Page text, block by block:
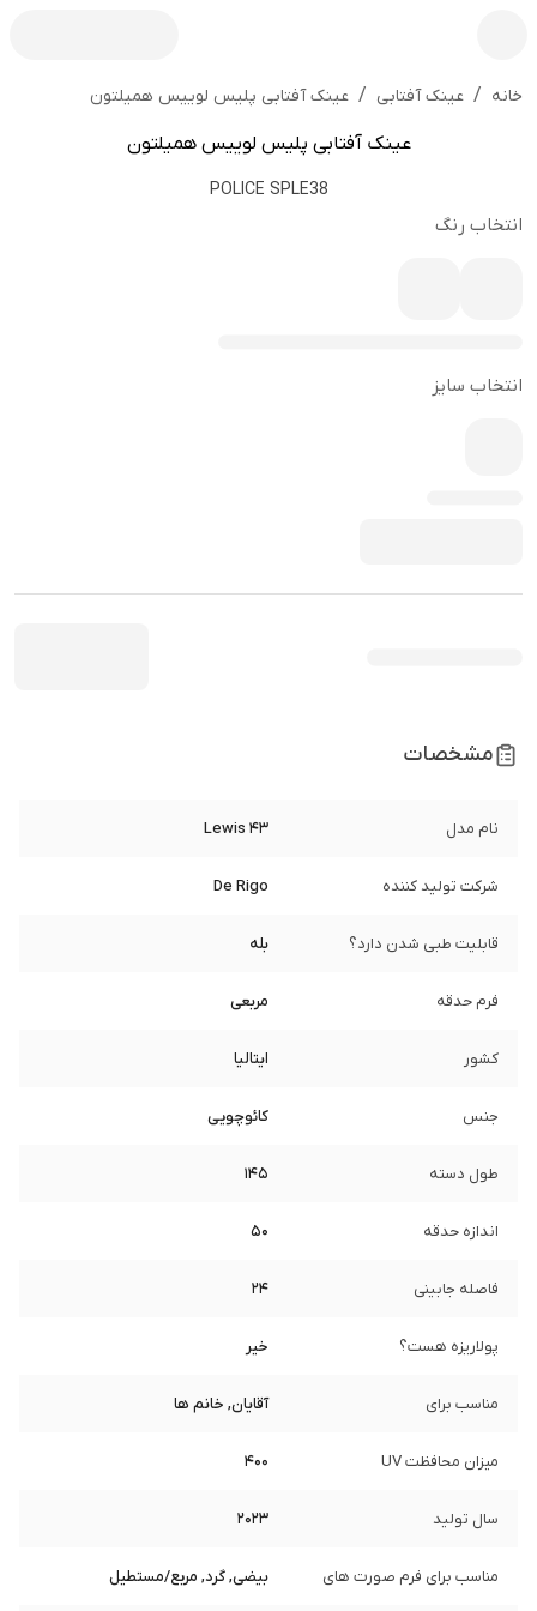
خانه / عینک آفتابی / عینک آفتابی پلیس لوییس همیلتون
عینک آفتابی پلیس لوییس همیلتون
POLICE SPLE38
انتخاب رنگ
انتخاب سایز
مشخصات
نام مدل Lewis 43
شرکت تولید کننده De Rigo
قابلیت طبی شدن دارد؟ بله
فرم حدقه مربعی
کشور ایتالیا
جنس کائوچویی
طول دسته 145
اندازه حدقه 50
فاصله جابینی 24
پولاریزه هست؟ خیر
مناسب برای آقایان, خانم ها
میزان محافظت UV 400
سال تولید 2023
مناسب برای فرم صورت های بیضی, گرد, مربع/مستطیل